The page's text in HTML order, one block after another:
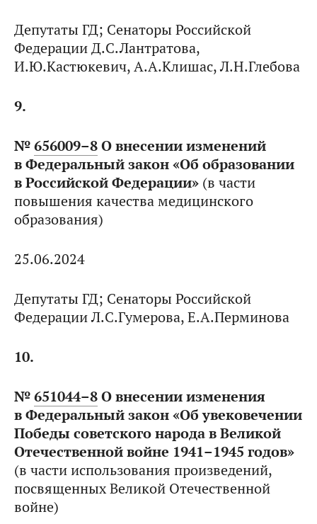
Депутаты ГД; Сенаторы Российской
Федерации Д.С.Лантратова,
И.Ю.Кастюкевич, А.А.Клишас, Л.Н.Глебова
9.
№656009–8О внесении изменений
в Федеральный закон «Об образовании
в Российской Федерации» (в части
повышения качества медицинского
образования)
25.06.2024
Депутаты ГД; Сенаторы Российской
Федерации Л.С.Гумерова, Е.А.Перминова
10.
№651044–8О внесении изменения
в Федеральный закон «Об увековечении
Победы советского народа в Великой
Отечественной войне 1941–1945 годов»
(в части использования произведений,
посвященных Великой Отечественной
войне)